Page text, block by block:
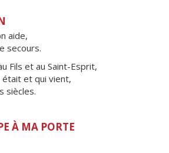
aide,
secours.
Fils et au Saint-Esprit,
était et qui vient,
siècles.
À MA PORTE